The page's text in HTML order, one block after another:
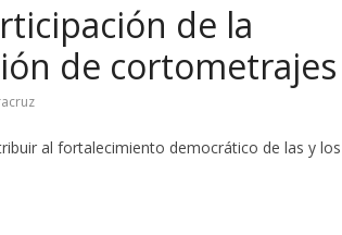
de la
de cortometrajes
al fortalecimiento democrático de las y los